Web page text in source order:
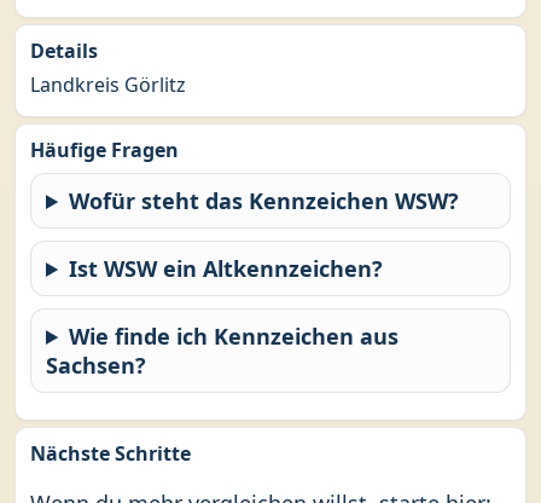
Details
Landkreis Görlitz
Häufige Fragen
Wofür steht das Kennzeichen WSW?
Ist WSW ein Altkennzeichen?
Wie finde ich Kennzeichen aus
Sachsen?
Nächste Schritte